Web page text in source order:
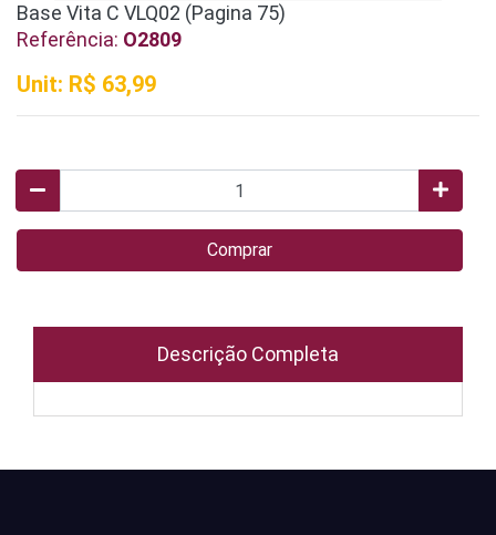
Base Vita C VLQ02 (Pagina 75)
Referência: O2809
Unit: R$ 63,99
Comprar
Descrição Completa